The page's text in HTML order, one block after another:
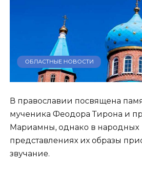
ОБЛАСТНЫЕ НОВОСТИ
В православии посвящена
мученика Феодора Тирона и
Мариамны, однако в народных
представлениях их образы
звучание.